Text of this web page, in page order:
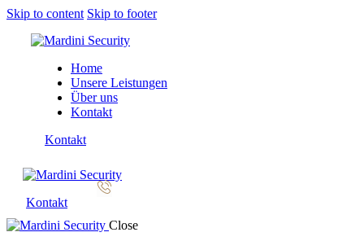
Skip to content Skip to footer
Home
Unsere Leistungen
Über uns
Kontakt
Kontakt
Kontakt
Close